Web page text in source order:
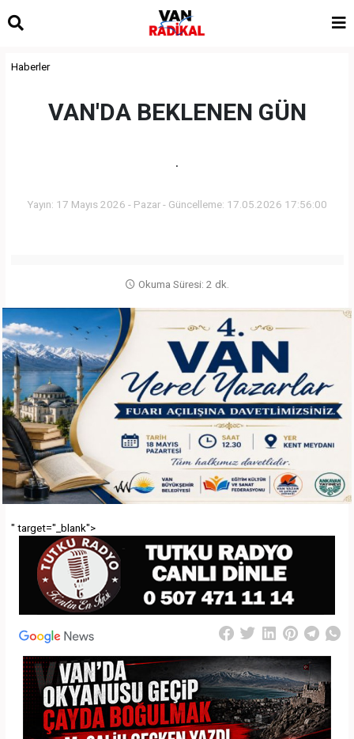
Haberler
VAN'DA BEKLENEN GÜN
.
Yayın: 17 Mayıs 2026 - Pazar - Güncelleme: 17.05.2026 17:56:00
Okuma Süresi: 2 dk.
" target="_blank">